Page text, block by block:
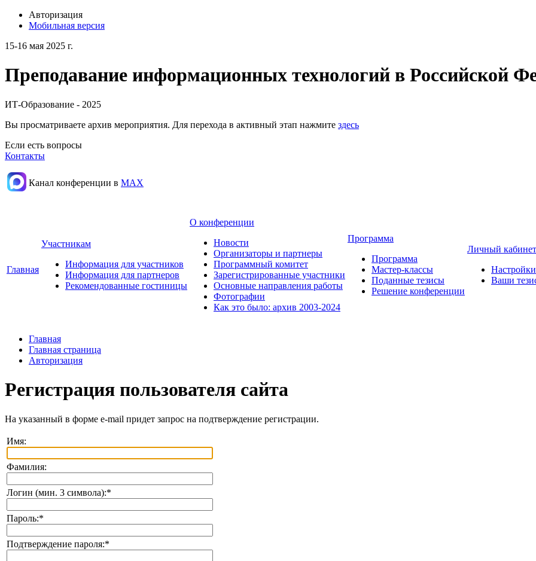
Авторизация
Мобильная версия
15-16 мая 2025 г.
Преподавание информационных технологий в Российской
ИТ-Образование - 2025
Вы просматриваете архив мероприятия. Для перехода в активный этап нажмите здесь
Если есть вопросы
Контакты
Канал конференции в МАХ
Главная
Участникам
Информация для участников
Информация для партнеров
Рекомендованные гостиницы
О конференции
Новости
Организаторы и партнеры
Программный комитет
Зарегистрированные участники
Основные направления работы
Фотографии
Как это было: архив 2003-2024
Программа
Программа
Мастер-классы
Поданные тезисы
Решение конференции
Личный кабинет
Настройки
Ваши
Главная
Главная страница
Авторизация
Регистрация пользователя сайта
На указанный в форме e-mail придет запрос на подтверждение регистрации.
Имя:
Фамилия:
Логин (мин. 3 символа):*
Пароль:*
Подтверждение пароля:*